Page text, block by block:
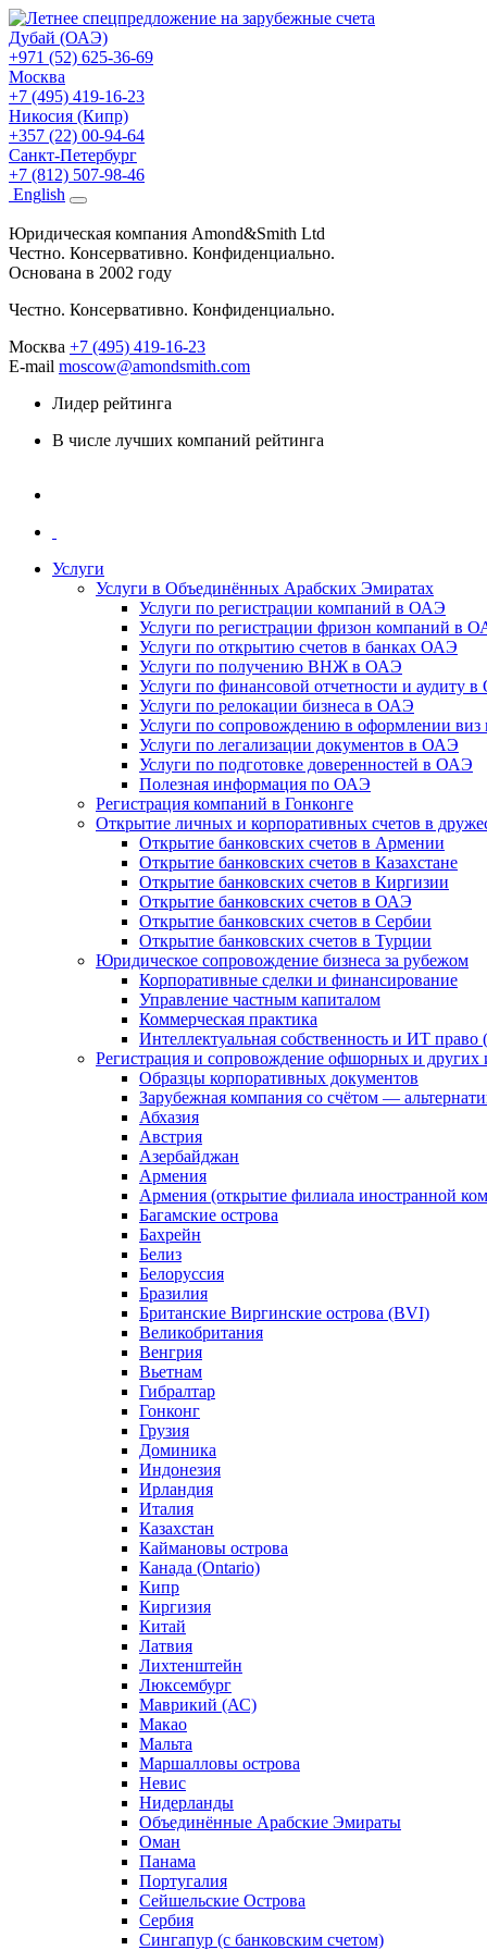
Дубай (ОАЭ)
+971 (52) 625-36-69
Москва
+7 (495) 419-16-23
Никосия (Кипр)
+357 (22) 00-94-64
Санкт-Петербург
+7 (812) 507-98-46
English
Юридическая компания Amond&Smith Ltd
Честно. Консервативно. Конфиденциально.
Основана в 2002 году
Честно. Консервативно. Конфиденциально.
Москва +7 (495) 419-16-23
E-mail moscow@amondsmith.com
Лидер рейтинга
В числе лучших компаний рейтинга
Услуги
Услуги в Объединённых Арабских Эмиратах
Услуги по регистрации компаний в ОАЭ
Услуги по регистрации фризон компаний в
Услуги по открытию счетов в банках ОАЭ
Услуги по получению ВНЖ в ОАЭ
Услуги по финансовой отчетности и аудиту
Услуги по релокации бизнеса в ОАЭ
Услуги по сопровождению в оформлении виз
Услуги по легализации документов в ОАЭ
Услуги по подготовке доверенностей в ОАЭ
Полезная информация по ОАЭ
Регистрация компаний в Гонконге
Открытие личных и корпоративных счетов в
Открытие банковских счетов в Армении
Открытие банковских счетов в Казахстане
Открытие банковских счетов в Киргизии
Открытие банковских счетов в ОАЭ
Открытие банковских счетов в Сербии
Открытие банковских счетов в Турции
Юридическое сопровождение бизнеса за рубежом
Корпоративные сделки и финансирование
Управление частным капиталом
Коммерческая практика
Интеллектуальная собственность и ИТ
Регистрация и сопровождение офшорных и других
Образцы корпоративных документов
Зарубежная компания со счётом —
Абхазия
Австрия
Азербайджан
Армения
Армения (открытие филиала иностранной
Багамские острова
Бахрейн
Белиз
Белоруссия
Бразилия
Британские Виргинские острова (BVI)
Великобритания
Венгрия
Вьетнам
Гибралтар
Гонконг
Грузия
Доминика
Индонезия
Ирландия
Италия
Казахстан
Каймановы острова
Канада (Ontario)
Кипр
Киргизия
Китай
Латвия
Лихтенштейн
Люксембург
Маврикий (АС)
Макао
Мальта
Маршалловы острова
Нeвис
Нидерланды
Объединённые Арабские Эмираты
Оман
Панама
Португалия
Сейшельские Острова
Сербия
Сингапур (c банковским счетом)